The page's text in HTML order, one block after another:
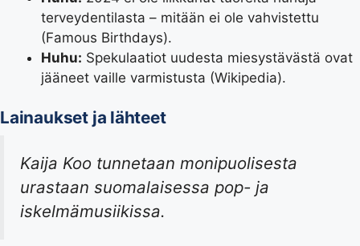
terveydentilasta – mitään ei ole vahvistettu
(Famous Birthdays).
Huhu: Spekulaatiot uudesta miesystävästä ovat
jääneet vaille varmistusta (Wikipedia).
Lainaukset ja lähteet
Kaija Koo tunnetaan monipuolisesta
urastaan suomalaisessa pop- ja
iskelmämusiikissa.